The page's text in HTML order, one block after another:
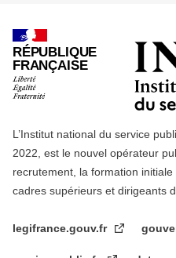
RÉPUBLIQUE
FRANÇAISE
L’Institut national du service
2022, est le nouvel opérateur
recrutement, la formation
cadres supérieurs et dirigeants
legifrance.gouv.fr